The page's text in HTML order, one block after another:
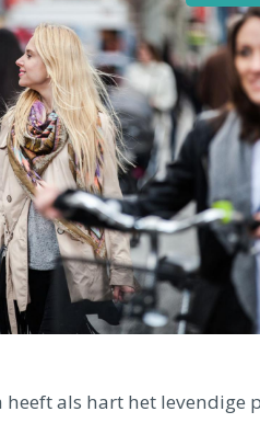
heeft als hart het levendige